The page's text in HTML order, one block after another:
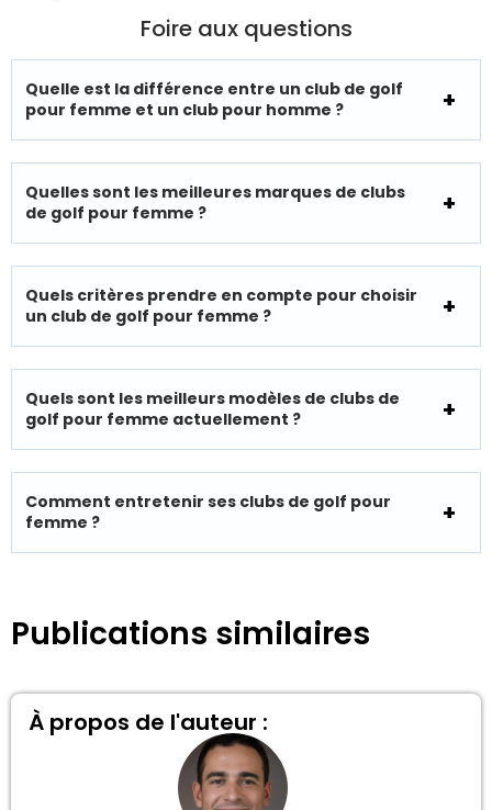
Foire aux questions
Quelle est la différence entre un club de golf
pour femme et un club pour homme ?
Quelles sont les meilleures marques de clubs
de golf pour femme ?
Quels critères prendre en compte pour choisir
un club de golf pour femme ?
Quels sont les meilleurs modèles de clubs de
golf pour femme actuellement ?
Comment entretenir ses clubs de golf pour
femme ?
Publications similaires
À propos de l'auteur :